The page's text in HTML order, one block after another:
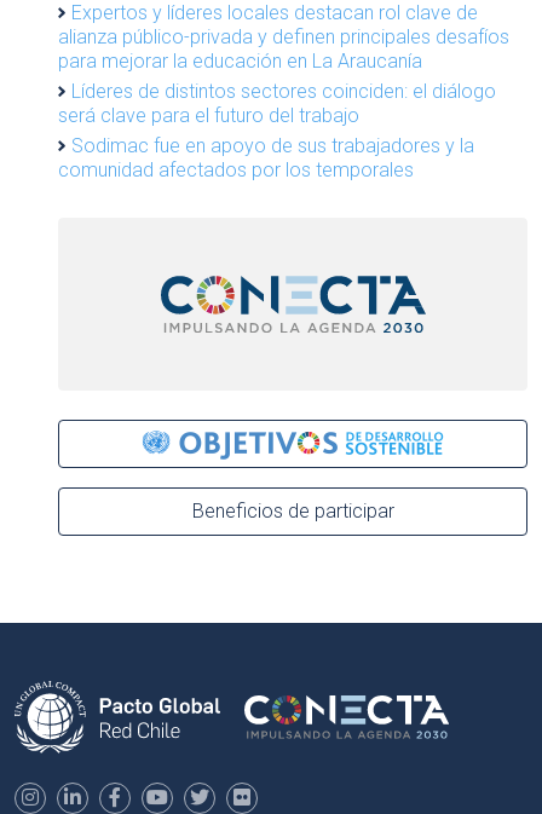
Expertos y líderes locales destacan rol clave de
alianza público-privada y definen principales desafíos
para mejorar la educación en La Araucanía
Líderes de distintos sectores coinciden: el diálogo
será clave para el futuro del trabajo
Sodimac fue en apoyo de sus trabajadores y la
comunidad afectados por los temporales
Beneficios de participar